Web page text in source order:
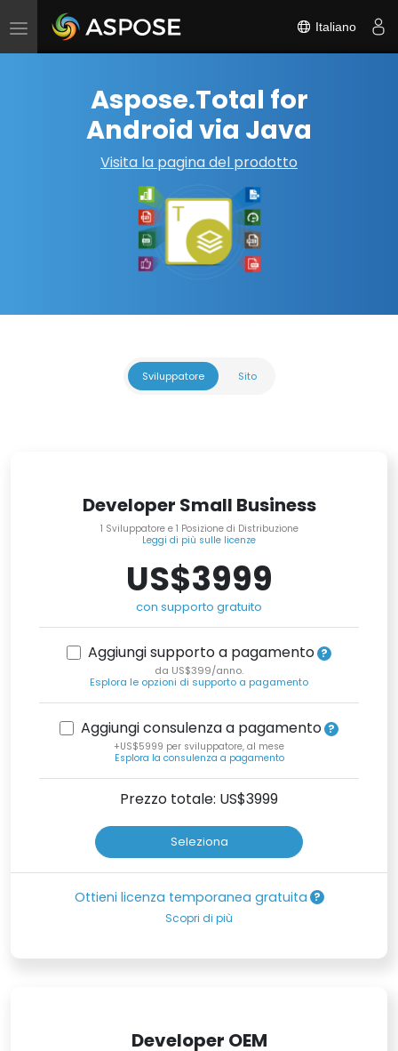
Attiva/disattiva
Italiano
Aspose.Total for
Android via Java
Visita la pagina del prodotto
Sviluppatore Sito
Developer Small Business
1 Sviluppatore e 1 Posizione di Distribuzione
Leggi di più sulle licenze
US$3999
con supporto gratuito
Aggiungi supporto a pagamento
da US$399/anno.
Esplora le opzioni di supporto a pagamento
Aggiungi consulenza a pagamento
+US$5999 per sviluppatore, al mese
Esplora la consulenza a pagamento
Prezzo totale: US$3999
Seleziona
Ottieni licenza temporanea gratuita
Scopri di più
Developer OEM